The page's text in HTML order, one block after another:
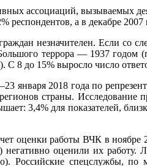
ассоциаций, вызываемых
респондентов, а в декабре
незначителен. Если со
террора — 1937 годом
С 8 до 15% выросло число
января 2018 года по
страны. Исследование
3,4% для показателей,
оценки работы ВЧК в ноябре
негативно оценили их
Российские спецслужбы,